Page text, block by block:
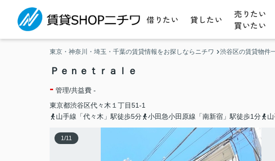
借りたい 貸したい
売りたい
買いたい
東京・神奈川・埼玉・千葉の賃貸情報をお探しならニチワ 渋谷区の賃貸物件
Ｐｅｎｅｔｒａｌｅ
- 管理/共益費 -
東京都渋谷区代々木 １丁目51-1
山手線「代々木」駅徒歩5分
小田急小田原線「南新宿」駅徒歩1分
1/11